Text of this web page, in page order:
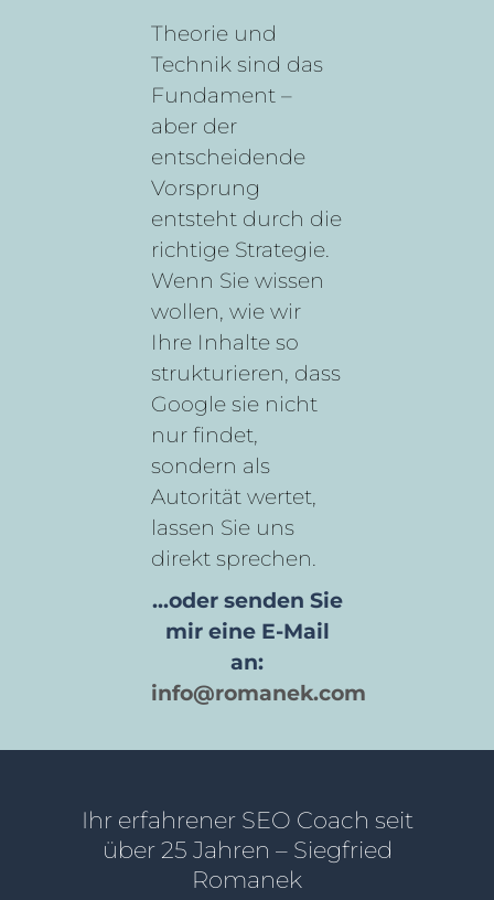
Theorie und
Technik sind das
Fundament –
aber der
entscheidende
Vorsprung
entsteht durch die
richtige Strategie.
Wenn Sie wissen
wollen, wie wir
Ihre Inhalte so
strukturieren, dass
Google sie nicht
nur findet,
sondern als
Autorität wertet,
lassen Sie uns
direkt sprechen.
...oder senden Sie
mir eine E-Mail
an:
info@romanek.com
Ihr erfahrener SEO Coach seit
über 25 Jahren – Siegfried
Romanek